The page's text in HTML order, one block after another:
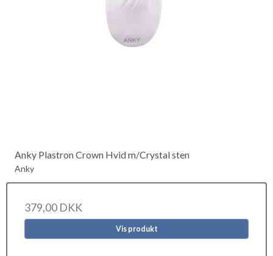
Anky Plastron Crown Hvid m/Crystal sten
Anky
379,00 DKK
Vis produkt